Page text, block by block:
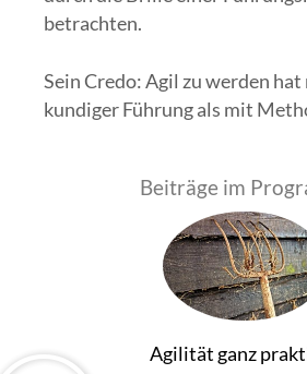
betrachten.
Sein Credo: Agil zu werden
kundiger Führung als mit
Beiträge im
Agilität ganz